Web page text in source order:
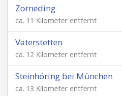
Zorneding
ca. 11 Kilometer entfernt
Vaterstetten
ca. 12 Kilometer entfernt
Steinhöring bei München
ca. 13 Kilometer entfernt